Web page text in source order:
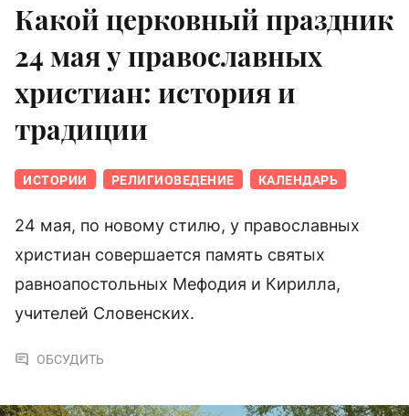
Какой церковный праздник
24 мая у православных
христиан: история и
традиции
ИСТОРИИ РЕЛИГИОВЕДЕНИЕ КАЛЕНДАРЬ
24 мая, по новому стилю, у православных
христиан совершается память святых
равноапостольных Мефодия и Кирилла,
учителей Словенских.
ОБСУДИТЬ